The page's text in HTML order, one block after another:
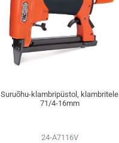
Suruõhu-klambripüstol, klambritele
71/4-16mm
24-A7116V